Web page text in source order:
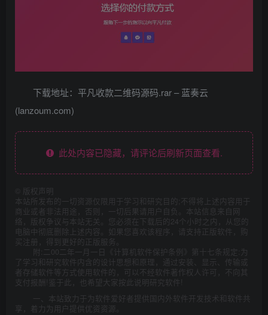
下载地址：平凡收款二维码源码.rar – 蓝奏云
(lanzoum.com)
此处内容已隐藏，请评论后刷新页面查看.
版权声明
本站所发布的一切资源仅限用于学习和研究目的;不得将上述内容用于
商业或者非法用途，否则，一切后果请用户自负。本站信息来自网
络，版权争议与本站无关。您必须在下载后的24个小时之内，从您的
电脑中彻底删除上述内容。如果您喜欢该程序，请支持正版软件，购
买注册，得到更好的正版服务。
附:二00二年一月一日《计算机软件保护条例》第十七条规定:为
了学习和研究软件内含的设计思想和原理，通过安装、显示、传输或
者存储软件等方式使用软件的，可以不经软件著作权人许可，不向其
支付报酬!鉴于此，也希望大家按此说明研究软件!
一、本站致力于为软件爱好者提供国内外软件开发技术和软件共
享，着力为用户提供优资资源。